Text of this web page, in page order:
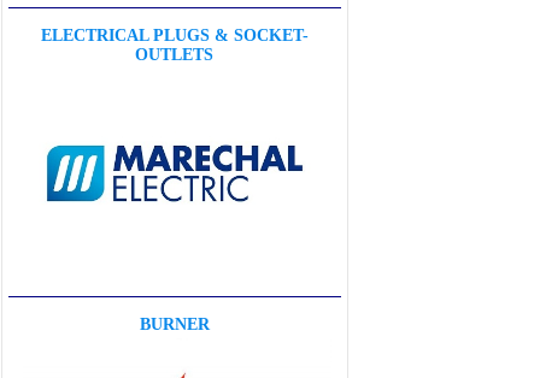
ELECTRICAL PLUGS & SOCKET-
OUTLETS
BURNER